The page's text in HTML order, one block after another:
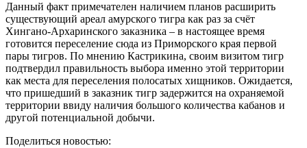
Данный факт примечателен наличием планов расширить
существующий ареал амурского тигра как раз за счёт
Хингано-Архаринского заказника – в настоящее время
готовится переселение сюда из Приморского края первой
пары тигров. По мнению Кастрикина, своим визитом тигр
подтвердил правильность выбора именно этой территории
как места для переселения полосатых хищников. Ожидается,
что пришедший в заказник тигр задержится на охраняемой
территории ввиду наличия большого количества кабанов и
другой потенциальной добычи.
Поделиться новостью: